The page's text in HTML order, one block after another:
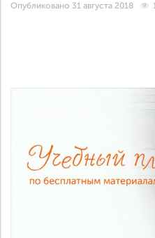
Опубликовано 31 августа 2018